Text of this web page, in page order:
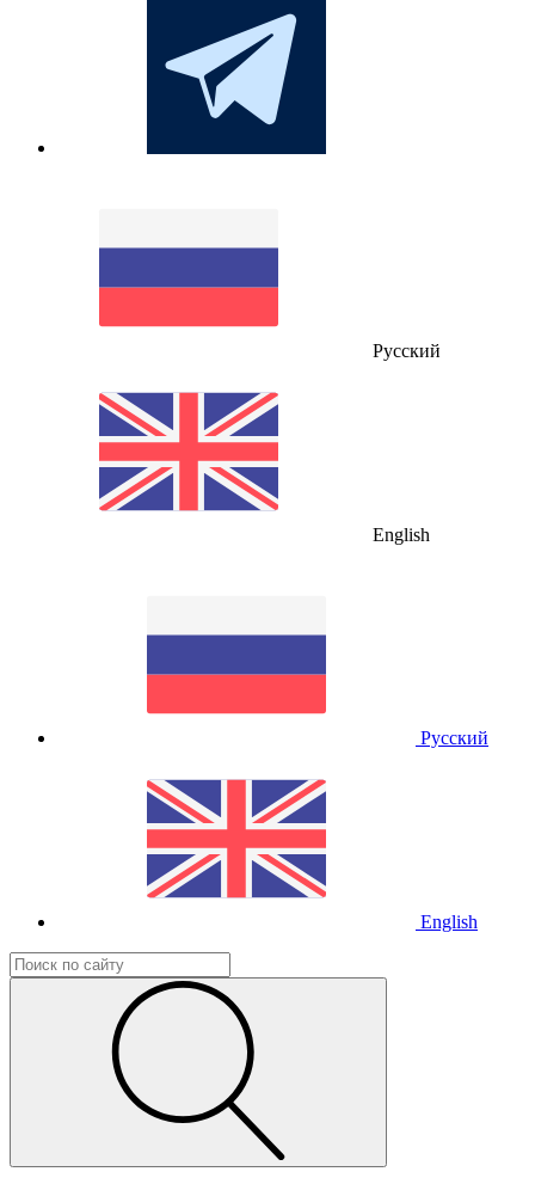
Русский
English
Русский
English